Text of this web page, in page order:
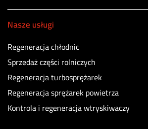
Nasze usługi
Regeneracja chłodnic
Sprzedaż części rolniczych
Regeneracja turbosprężarek
Regeneracja sprężarek powietrza
Kontrola i regeneracja wtryskiwaczy